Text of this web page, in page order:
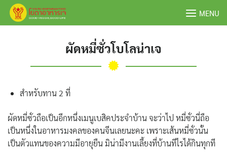
Skip
MENU
ผัดหมี่ซั่วโบโลน่าเจ
สำหรับทาน 2 ที่
ผัดหมี่ซั่วถือเป็นอีกหนึ่งเมนูเบสิคประจำบ้าน จะว่าไป หมี่ซั่วนี่ถือ
เป็นหนึ่งในอาหารมงคลของคนจีนเลยนะคะ เพราะเส้นหมี่ซั่วนั้น
เป็นตัวแทนของความมีอายุยืน มิน่ามีงานเลี้ยงที่บ้านทีไรได้กินทุกที